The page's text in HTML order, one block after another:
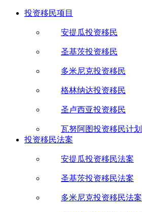
投资移民项目
安提瓜投资移民
圣基茨投资移民
多米尼克投资移民
格林纳达投资移民
圣卢西亚投资移民
瓦努阿图投资移民计划
投资移民法案
安提瓜投资移民法案
圣基茨投资移民法案
多米尼克投资移民法案